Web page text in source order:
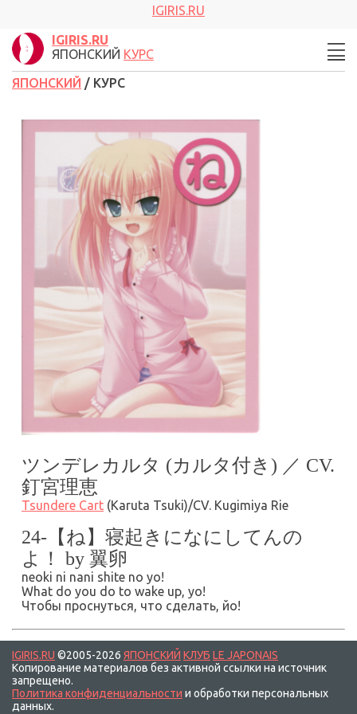
IGIRIS.RU
IGIRIS.RU
ЯПОНСКИЙ КУРС
ЯПОНСКИЙ / КУРС
ツンデレカルタ (カルタ付き) ／ CV.
釘宮理恵
Tsundere Cart (Karuta Tsuki)/CV. Kugimiya Rie
24-【ね】寝起きになにしてんの
よ！ by 翼卵
neoki ni nani shite no yo!
What do you do to wake up, yo!
Чтобы проснуться, что сделать, йо!
IGIRIS.RU ©2005-2026 ЯПОНСКИЙ КЛУБ LE JAPONAIS
Копирование материалов без активной ссылки на источник
запрещено.
Политика конфиденциальности и обработки персональных
данных.